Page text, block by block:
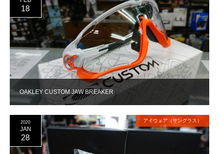
OAKLEY CUSTOM JAW BREAKER
18
2020
JAN
28
アイウェア（サングラス）